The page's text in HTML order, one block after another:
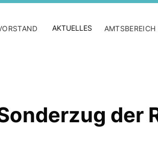
AKTUELLES AMTSBEREICH
der